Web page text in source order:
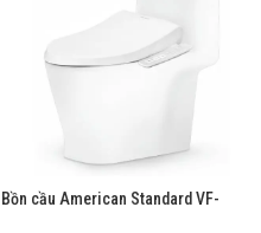
Bồn cầu American Standard VF-